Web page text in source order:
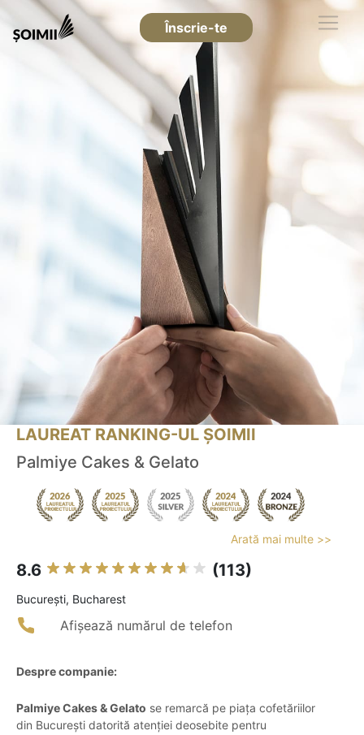
Înscrie-te
LAUREAT RANKING-UL ȘOIMII
Palmiye Cakes & Gelato
Arată mai multe >>
8.6 (113)
Bucureşti, Bucharest
Afișează numărul de telefon
Despre companie:
Palmiye Cakes & Gelato se remarcă pe piața cofetăriilor
din București datorită atenției deosebite pentru